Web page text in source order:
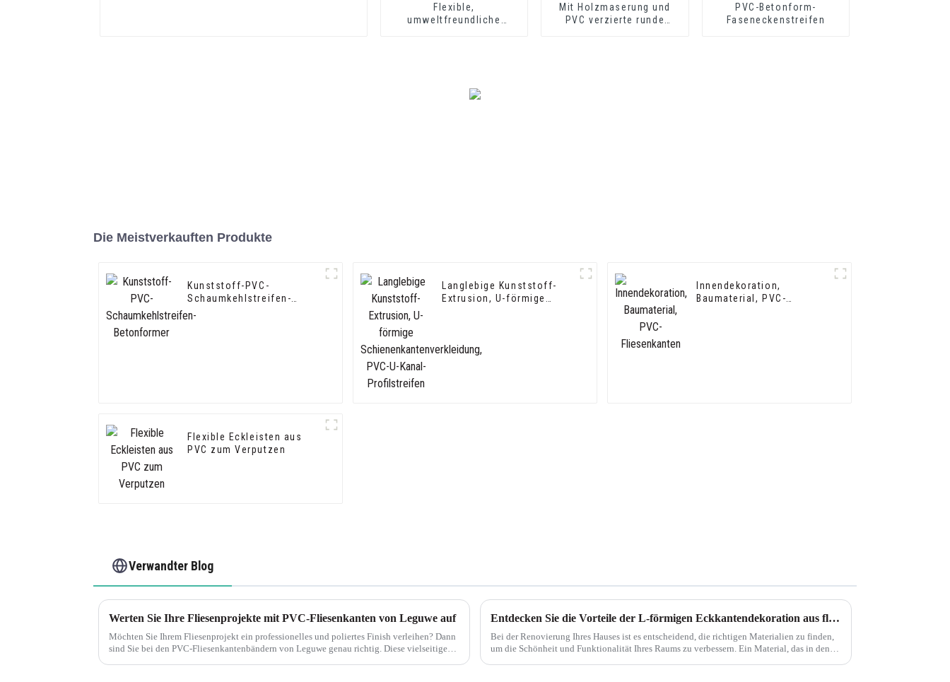
Flexible,
umweltfreundliche
Mit Holzmaserung und
PVC verzierte runde
PVC-Betonform-
Faseneckenstreifen
Die Meistverkauften Produkte
Kunststoff-PVC-
Schaumkehlstreifen-
Betonformer
Langlebige Kunststoff-
Extrusion, U-förmige
Innendekoration,
Baumaterial, PVC-
Flexible Eckleisten aus
PVC zum Verputzen
Verwandter Blog
Werten Sie Ihre Fliesenprojekte mit PVC-Fliesenkanten von Leguwe auf
Möchten Sie Ihrem Fliesenprojekt ein professionelles und poliertes Finish verleihen? Dann
sind Sie bei den PVC-Fliesenkantenbändern von Leguwe genau richtig. Diese vielseitige
Entdecken Sie die Vorteile der L-förmigen Eckkantendekoration aus flexiblem PVC mit Holzmaserung von Leguwe
Bei der Renovierung Ihres Hauses ist es entscheidend, die richtigen Materialien zu finden,
um die Schönheit und Funktionalität Ihres Raums zu verbessern. Ein Material, das in den